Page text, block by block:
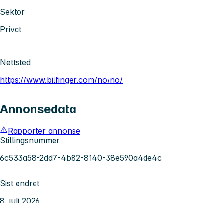
Sektor
Privat
Nettsted
https://www.bilfinger.com/no/no/
Annonsedata
Rapporter annonse
Stillingsnummer
6c533a58-2dd7-4b82-8140-38e590a4de4c
Sist endret
8. juli 2026